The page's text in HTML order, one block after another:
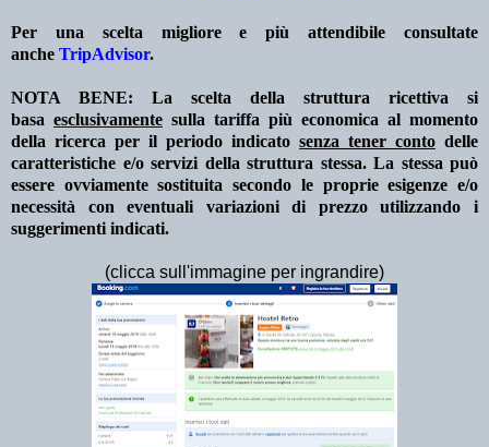
Per una scelta migliore e più attendibile consultate
anche TripAdvisor.
NOTA BENE: La scelta della struttura ricettiva si
basa esclusivamente sulla tariffa più economica al momento
della ricerca per il periodo indicato senza tener conto delle
caratteristiche e/o servizi della struttura stessa. La stessa può
essere ovviamente sostituita secondo le proprie esigenze e/o
necessità con eventuali variazioni di prezzo utilizzando i
suggerimenti indicati.
(clicca sull'immagine per ingrandire)